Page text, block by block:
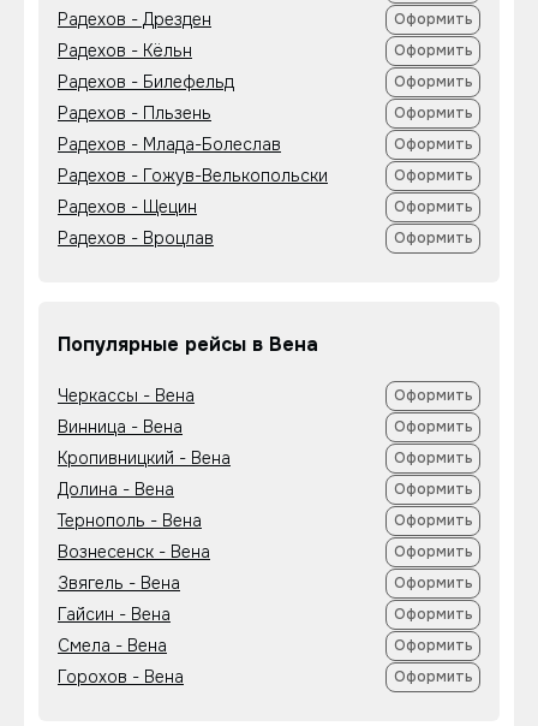
Радехов - Дрезден Оформить
Радехов - Кёльн Оформить
Радехов - Билефельд Оформить
Радехов - Пльзень Оформить
Радехов - Млада-Болеслав Оформить
Радехов - Гожув-Велькопольски Оформить
Радехов - Щецин Оформить
Радехов - Вроцлав Оформить
Популярные рейсы в Вена
Черкассы - Вена Оформить
Винница - Вена Оформить
Кропивницкий - Вена Оформить
Долина - Вена Оформить
Тернополь - Вена Оформить
Вознесенск - Вена Оформить
Звягель - Вена Оформить
Гайсин - Вена Оформить
Смела - Вена Оформить
Горохов - Вена Оформить